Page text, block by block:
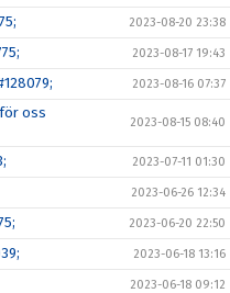
2023-08-20 23:38
2023-08-17 19:43
2023-08-16 07:37
oss
2023-08-15 08:40
2023-07-11 01:30
2023-06-26 12:34
2023-06-20 22:50
2023-06-18 13:16
2023-06-18 09:12